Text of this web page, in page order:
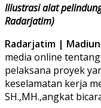
Illustrasi alat
Radarjatim)
Radarjatim | Madiun
media online
pelaksana proyek
keselamatan kerja
SH.,MH.,angkat